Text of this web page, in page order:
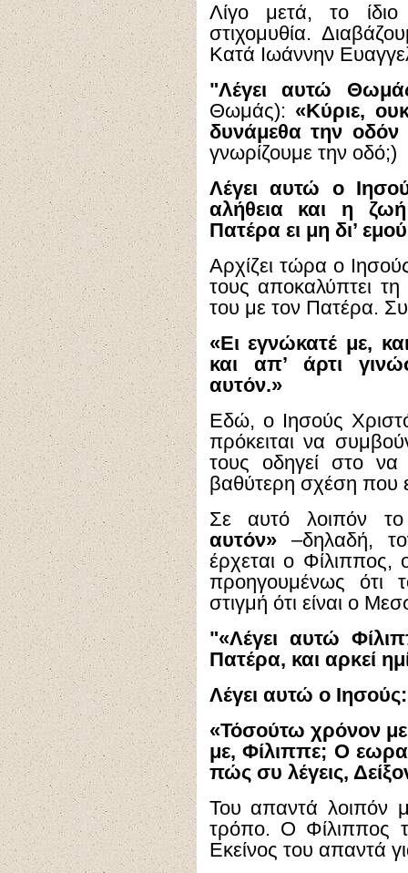
Λίγο μετά, το
στιχομυθία.
Κατά Ιωάννην
"Λέγει αυτώ
Θωμάς): «Κύριε,
δυνάμεθα την οδόν
γνωρίζουμε την οδό;)
Λέγει αυτώ ο
αλήθεια και η
Πατέρα ει μη δι’
Αρχίζει τώρα ο
τους αποκαλύπτει
του με τον Πατέρα.
«Ει εγνώκατέ με,
και απ’ άρτι
αυτόν.»
Εδώ, ο Ιησούς
πρόκειται να
τους οδηγεί στο
βαθύτερη σχέση που
Σε αυτό λοιπόν
αυτόν»–δηλαδή,
έρχεται ο Φίλιππος,
προηγουμένως ότι
στιγμή ότι είναι ο
"«Λέγει αυτώ
Πατέρα, και αρκεί
Λέγει αυτώ ο Ιησούς:
«Τόσούτω χρόνον
με, Φίλιππε; Ο
πώς συ λέγεις,
Του απαντά λοιπόν
τρόπο. Ο Φίλιππος
Εκείνος του απαντά